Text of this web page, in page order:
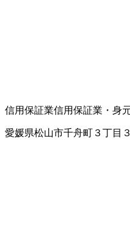
信用保証業信用保証業・身
愛媛県松山市千舟町３丁目